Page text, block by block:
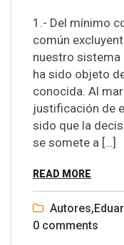
1.- Del mínimo
común
nuestro
ha sido objeto
conocida. Al
justificación de
sido que la
se somete a […]
READ MORE
Autores,
0 comments